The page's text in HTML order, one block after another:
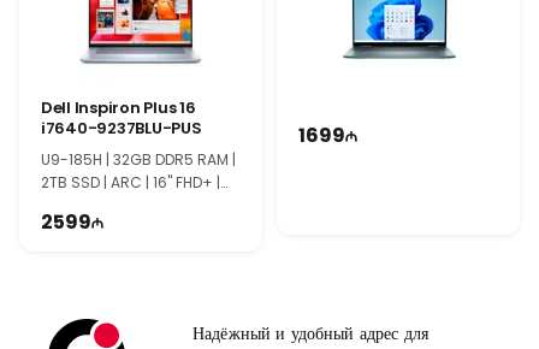
Dell Inspiron Plus 16
i7640-9237BLU-PUS
U9-185H | 32GB DDR5 RAM |
2TB SSD | ARC | 16" FHD+ |
2599
1699
Надёжный и удобный адрес для